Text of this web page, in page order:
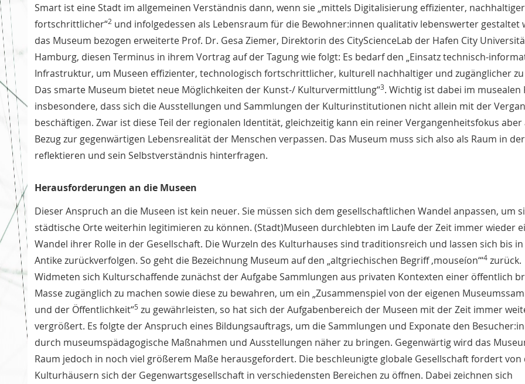
Smart ist eine Stadt im allgemeinen Verständnis dann, wenn sie „mittels Digitalisierung effizienter,
fortschrittlicher“2 und infolgedessen als Lebensraum für die Bewohner:innen qualitativ lebenswerter gestaltet
das Museum bezogen erweiterte Prof. Dr. Gesa Ziemer, Direktorin des CityScienceLab der Hafen City
Hamburg, diesen Terminus in ihrem Vortrag auf der Tagung wie folgt: Es bedarf den „Einsatz technisch-
Infrastruktur, um Museen effizienter, technologisch fortschrittlicher, kulturell nachhaltiger und zugänglicher
Das smarte Museum bietet neue Möglichkeiten der Kunst-/ Kulturvermittlung“3. Wichtig ist dabei im musealen
insbesondere, dass sich die Ausstellungen und Sammlungen der Kulturinstitutionen nicht allein mit der
beschäftigen. Zwar ist diese Teil der regionalen Identität, gleichzeitig kann ein reiner Vergangenheitsfokus aber
Bezug zur gegenwärtigen Lebensrealität der Menschen verpassen. Das Museum muss sich also als Raum in
reflektieren und sein Selbstverständnis hinterfragen.
Herausforderungen an die Museen
Dieser Anspruch an die Museen ist kein neuer. Sie müssen sich dem gesellschaftlichen Wandel anpassen, um
städtische Orte weiterhin legitimieren zu können. (Stadt)Museen durchlebten im Laufe der Zeit immer wieder
Wandel ihrer Rolle in der Gesellschaft. Die Wurzeln des Kulturhauses sind traditionsreich und lassen sich bis
Antike zurückverfolgen. So geht die Bezeichnung Museum auf den „altgriechischen Begriff ‚mouseíon‘“4 zurück.
Widmeten sich Kulturschaffende zunächst der Aufgabe Sammlungen aus privaten Kontexten einer öffentlich
Masse zugänglich zu machen sowie diese zu bewahren, um ein „Zusammenspiel von der eigenen
und der Öffentlichkeit“5 zu gewährleisten, so hat sich der Aufgabenbereich der Museen mit der Zeit immer
vergrößert. Es folgte der Anspruch eines Bildungsauftrags, um die Sammlungen und Exponate den
durch museumspädagogische Maßnahmen und Ausstellungen näher zu bringen. Gegenwärtig wird das
Raum jedoch in noch viel größerem Maße herausgefordert. Die beschleunigte globale Gesellschaft fordert von
Kulturhäusern sich der Gegenwartsgesellschaft in verschiedensten Bereichen zu öffnen. Dabei zeichnen sich